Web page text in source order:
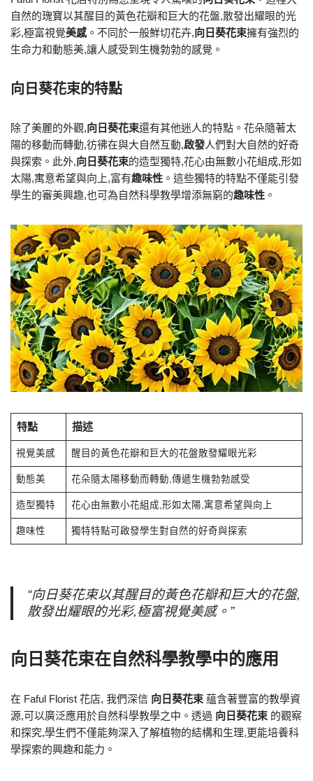
自然的瑰寶以其醒目的黃色花瓣和巨大的花盤,散發出耀眼的光
彩,極富視覺美感。不同於一般鮮切花卉,向日葵花束擁有強烈的
生命力和動態美,讓人感受到生機勃勃的感覺。
向日葵花束的特點
除了美麗的外觀,向日葵花束還有其他迷人的特點。花朵隨著太
陽的移動而轉動,彷彿在與大自然互動,啟發人們對大自然的好奇
與探索。此外,向日葵花束的造型獨特,花心由無數小花組成,形如
太陽,寓意希望與向上,富有趣味性 。這些獨特的特點不僅能引發
學生的審美興趣,也可為自然科學教學增添無窮的趣味性 。
特點 描述
視覺美感 醒目的黃色花瓣和巨大的花盤散發耀眼光彩
動態美 花朵隨太陽移動而轉動,傳遞生機勃勃感受
造型獨特 花心由無數小花組成,形如太陽,寓意希望與向上
趣味性 獨特特點可啟發學生對自然的好奇與探索
“向日葵花束以其醒目的黃色花瓣和巨大的花盤,
散發出耀眼的光彩,極富視覺美感。”
向日葵花束在自然科學教學中的應用
在 Faful Florist 花店, 我們深信 向日葵花束 蘊含著豐富的教學資
源,可以廣泛應用於自然科學教學之中。透過 向日葵花束 的觀察
和探究,學生們不僅能夠深入了解植物的結構和生理,更能培養科
學探索的興趣和能力。